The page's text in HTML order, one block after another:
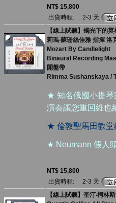
NT$ 15,800
出貨時程:
2-3 天
【線上試聽】燭光下的
莉瑪‧蘇珊絲佳雅 指揮 洛
Mozart By Candlelight
Binaural Recording
開盤帶
Rimma Sushanskaya /
★ 知名俄國小提琴
演奏讓您重回維也
★ 倫敦聖馬田教
★ Neumann 假人
NT$ 15,800
出貨時程:
2-3 天
【線上試聽】奎汀‧柯林